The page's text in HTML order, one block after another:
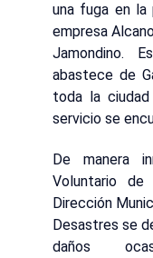
una fuga en la
empresa
Jamondino.
abastece de
toda la
servicio se
De manera
Voluntario
Dirección
Desastres se
daños